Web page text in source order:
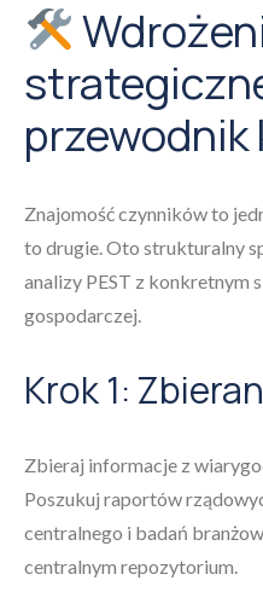
przewodnik
Znajomość czynników to
to drugie. Oto strukturalny
analizy PEST z konkretnym
gospodarczej.
Krok 1:
Zbieraj informacje z
Poszukuj raportów
centralnego i badań
centralnym repozytorium.